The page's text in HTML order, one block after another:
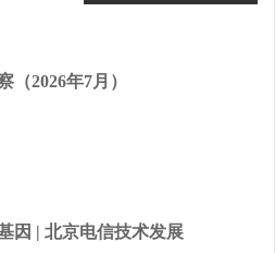
（2026年7月）
因 | 北京电信技术发展